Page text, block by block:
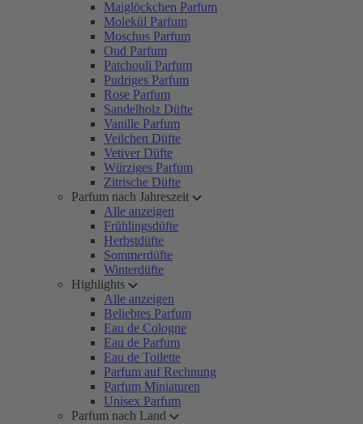
Maiglöckchen Parfum
Molekül Parfum
Moschus Parfum
Oud Parfum
Patchouli Parfum
Pudriges Parfum
Rose Parfum
Sandelholz Düfte
Vanille Parfum
Veilchen Düfte
Vetiver Düfte
Würziges Parfum
Zitrische Düfte
Parfum nach Jahreszeit
Alle anzeigen
Frühlingsdüfte
Herbstdüfte
Sommerdüfte
Winterdüfte
Highlights
Alle anzeigen
Beliebtes Parfum
Eau de Cologne
Eau de Parfum
Eau de Toilette
Parfum auf Rechnung
Parfum Miniaturen
Unisex Parfum
Parfum nach Land